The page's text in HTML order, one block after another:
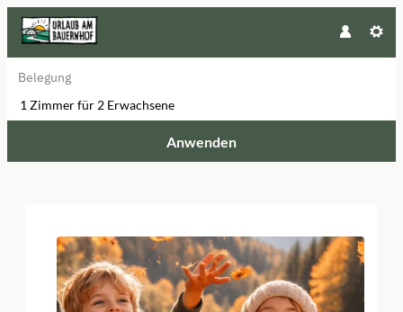
Belegung
1 Zimmerfür 2 Erwachsene
Anwenden